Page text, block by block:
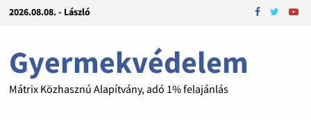
2026.08.08. - László
Gyermekvédelem
Mátrix Közhasznú Alapítvány, adó 1% felajánlás